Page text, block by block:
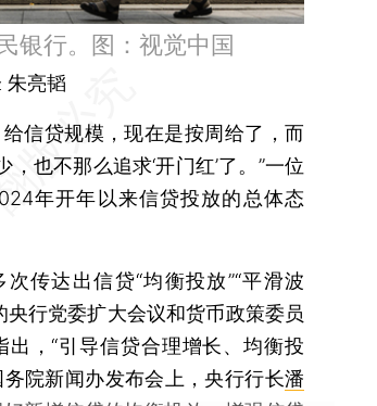
银行。图：视觉中国
朱亮韬
信贷规模，现在是按周给了，而
也不那么追求‘开门红’了。”一位
年开年以来信贷投放的总体态
达出信贷“均衡投放”“平滑波
行党委扩大会议和货币政策委员
，“引导信贷合理增长、均衡投
院新闻办发布会上，央行行长潘